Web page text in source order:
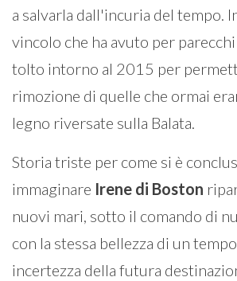
a salvarla dall'incuria del tempo.
vincolo che ha avuto per
tolto intorno al 2015 per
rimozione di quelle che ormai
legno riversate sulla Balata.
Storia triste per come si è
immaginare Irene di Boston
nuovi mari, sotto il comando di
con la stessa bellezza di un
incertezza della futura